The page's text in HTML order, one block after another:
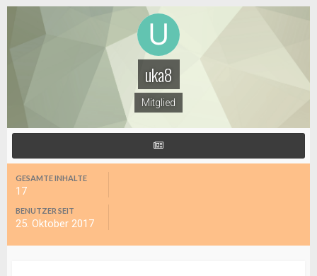
uka8
Mitglied
GESAMTE INHALTE
17
BENUTZER SEIT
25. Oktober 2017